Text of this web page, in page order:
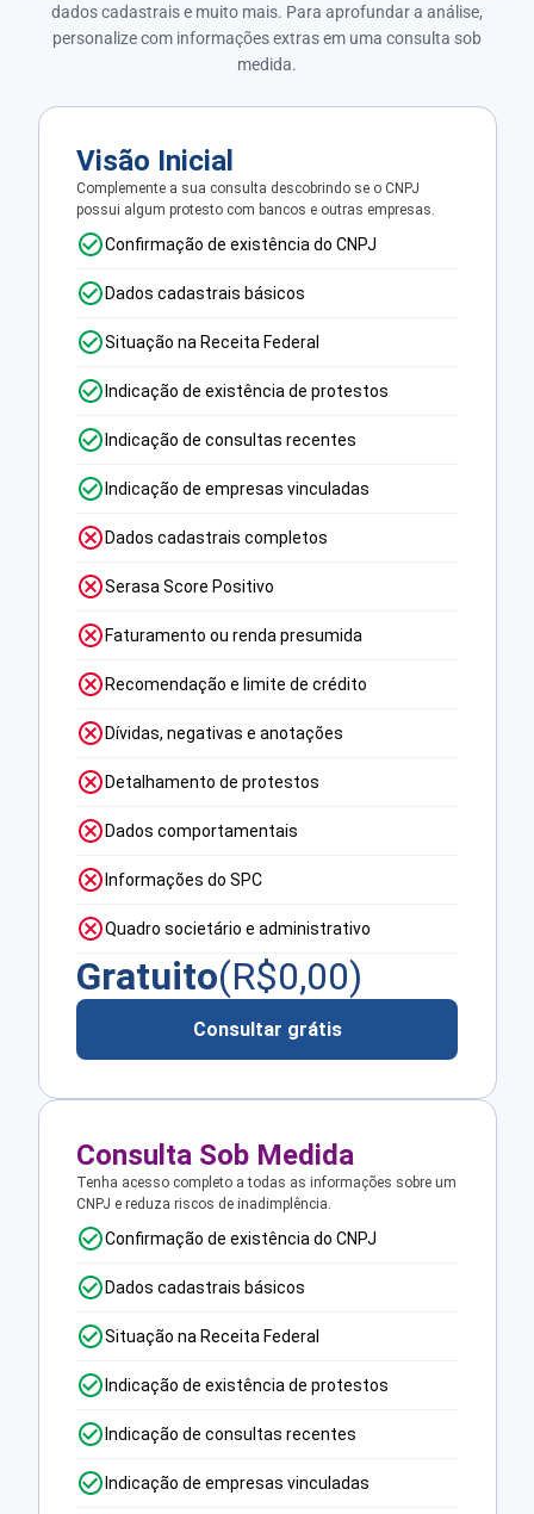
dados cadastrais e muito mais. Para aprofundar a análise,
personalize com informações extras em uma consulta sob
medida.
Visão Inicial
Complemente a sua consulta descobrindo se o CNPJ
possui algum protesto com bancos e outras empresas.
Confirmação de existência do CNPJ
Dados cadastrais básicos
Situação na Receita Federal
Indicação de existência de protestos
Indicação de consultas recentes
Indicação de empresas vinculadas
Dados cadastrais completos
Serasa Score Positivo
Faturamento ou renda presumida
Recomendação e limite de crédito
Dívidas, negativas e anotações
Detalhamento de protestos
Dados comportamentais
Informações do SPC
Quadro societário e administrativo
Gratuito(R$0,00)
Consultar grátis
Consulta Sob Medida
Tenha acesso completo a todas as informações sobre um
CNPJ e reduza riscos de inadimplência.
Confirmação de existência do CNPJ
Dados cadastrais básicos
Situação na Receita Federal
Indicação de existência de protestos
Indicação de consultas recentes
Indicação de empresas vinculadas